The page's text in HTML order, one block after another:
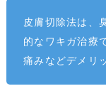
皮膚切除法は、
的なワキガ治療
痛みなどデメリ